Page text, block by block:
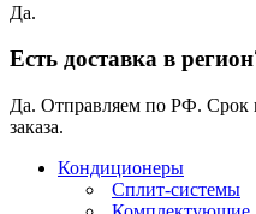
Да.
Есть доставка в
Да. Отправляем по РФ.
заказа.
Кондиционеры
Сплит-системы